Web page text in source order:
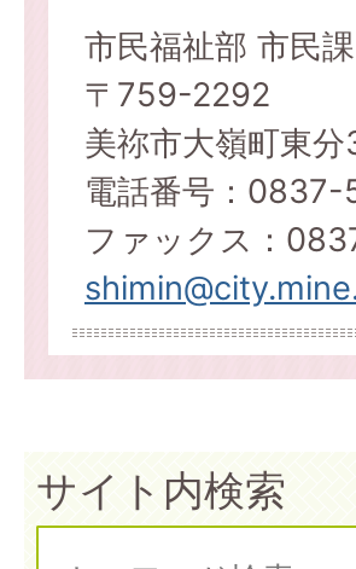
市民福祉部 市民課
〒759-2292
美祢市大嶺町東
電話番号：
ファックス：
サイト内検索